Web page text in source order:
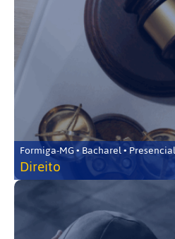
Formiga-MG • Bacharel • Presencial
Direito